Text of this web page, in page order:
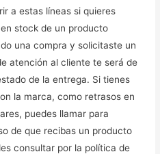
a estas líneas si quieres
stock de un producto
una compra y solicitaste un
atención al cliente te será de
de la entrega. Si tienes
la marca, como retrasos en
puedes llamar para
de que recibas un producto
consultar por la política de